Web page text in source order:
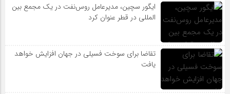
ایگور سچین، مدیرعامل روس‌نفت در یک مجمع بین
المللی در قطر عنوان کرد
تقاضا برای سوخت فسیلی در جهان افزایش خواهد
یافت